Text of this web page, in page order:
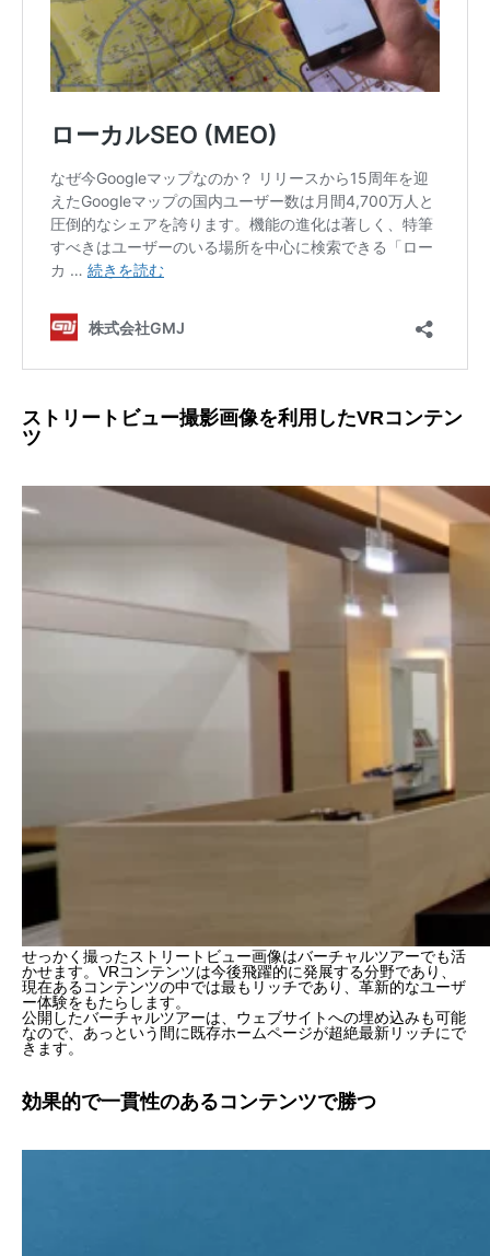
ストリートビュー撮影画像を利用したVRコンテン
ツ
せっかく撮ったストリートビュー画像はバーチャルツアーでも活
かせます。VRコンテンツは今後飛躍的に発展する分野であり、
現在あるコンテンツの中では最もリッチであり、革新的なユーザ
ー体験をもたらします。
公開したバーチャルツアーは、ウェブサイトへの埋め込みも可能
なので、あっという間に既存ホームページが超絶最新リッチにで
きます。
効果的で一貫性のあるコンテンツで勝つ